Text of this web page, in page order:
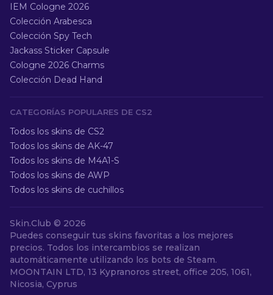
IEM Cologne 2026
Colección Arabesca
Colección Spy Tech
Jackass Sticker Capsule
Cologne 2026 Charms
Colección Dead Hand
CATEGORÍAS POPULARES DE CS2
Todos los skins de CS2
Todos los skins de AK-47
Todos los skins de M4A1-S
Todos los skins de AWP
Todos los skins de cuchillos
Skin.Club © 2026
Puedes conseguir tus skins favoritas a los mejores
precios. Todos los intercambios se realizan
automáticamente utilizando los bots de Steam.
MOONTAIN LTD, 13 Kypranoros street, office 205, 1061,
Nicosia, Cyprus